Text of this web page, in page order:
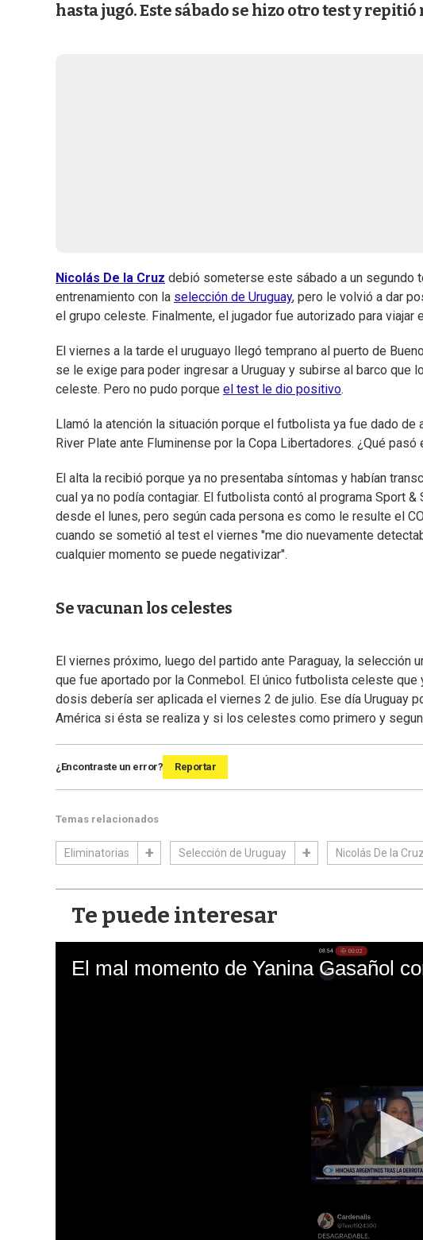
hasta jugó. Este sábado se hizo otro test y
Nicolás De la Cruz debió someterse este sábado a un segundo
entrenamiento con la selección de Uruguay, pero le volvió a dar
el grupo celeste. Finalmente, el jugador fue autorizado para
El viernes a la tarde el uruguayo llegó temprano al puerto de
se le exige para poder ingresar a Uruguay y subirse al barco que
celeste. Pero no pudo porque el test le dio positivo.
Llamó la atención la situación porque el futbolista ya fue dado
River Plate ante Fluminense por la Copa Libertadores. ¿Qué pasó
El alta la recibió porque ya no presentaba síntomas y habían
cual ya no podía contagiar. El futbolista contó al programa Sport
desde el lunes, pero según cada persona es como le resulte el
cuando se sometió al test el viernes "me dio nuevamente
cualquier momento se puede negativizar".
Se vacunan los celestes
El viernes próximo, luego del partido ante Paraguay, la selección
que fue aportado por la Conmebol. El único futbolista celeste
dosis debería ser aplicada el viernes 2 de julio. Ese día Uruguay
América si ésta se realiza y si los celestes como primero y
¿Encontraste un error? Reportar
Temas relacionados
Eliminatorias Selección de Uruguay Nicolás De la Cruz
Te puede interesar